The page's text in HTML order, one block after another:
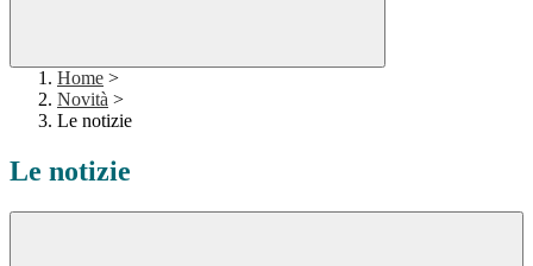
Home >
Novità >
Le notizie
Le notizie